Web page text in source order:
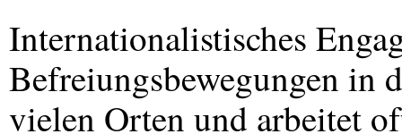
Internationalistisches
Befreiungsbewegungen in
vielen Orten und arbeitet